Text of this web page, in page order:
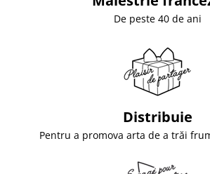
De peste 40 de ani
Distribuie
Pentru a promova arta de a trăi